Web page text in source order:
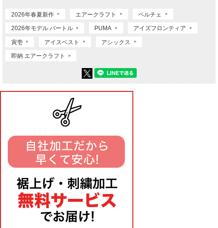
2026年春夏新作 エアークラフト ペルチェ
2026年モデル バートル PUMA アイズフロンティア
寅壱 アイスベスト アシックス
即納 エアークラフト